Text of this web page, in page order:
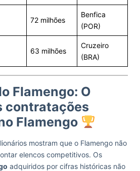
72 milhões
Benfica
(POR)
63 milhões
Cruzeiro
(BRA)
Flamengo: O
contratações
Flamengo
mostram que o Flamengo não
elencos competitivos. Os
adquiridos por cifras históricas não